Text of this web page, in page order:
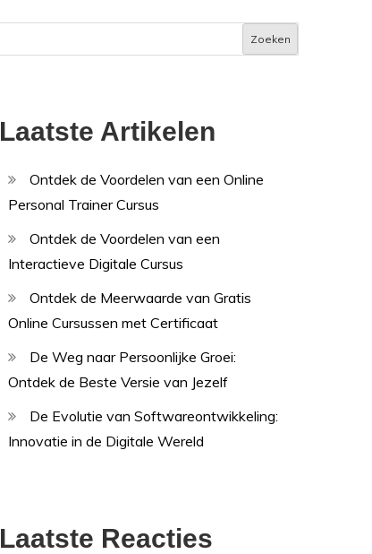
Zoeken
Laatste Artikelen
Ontdek de Voordelen van een Online
Personal Trainer Cursus
Ontdek de Voordelen van een
Interactieve Digitale Cursus
Ontdek de Meerwaarde van Gratis
Online Cursussen met Certificaat
De Weg naar Persoonlijke Groei:
Ontdek de Beste Versie van Jezelf
De Evolutie van Softwareontwikkeling:
Innovatie in de Digitale Wereld
Laatste Reacties